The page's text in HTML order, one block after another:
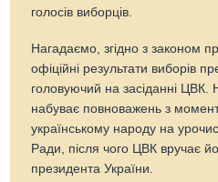
голосів виборців.
Нагадаємо, згідно з законом
офіційні результати виборів
головуючий на засіданні
набуває повноважень з
українському народу на
Ради, після чого ЦВК вручає
президента України.